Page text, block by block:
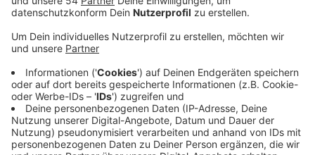
Anzeige
allerdings noch lange nicht so stark wie bei uns. Im
letzten Jahr sind 31 junge Mönchengladbacher
zwischen 10 und 19 Jahren wegen einer
Alkoholvergiftung stationär in unseren Krankenhäusern
behandelt worden. Ein Jahr vorher waren es noch 50.